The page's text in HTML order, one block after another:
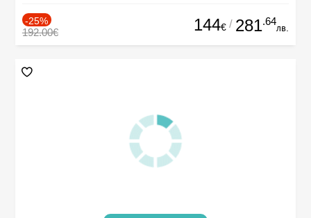
-25%
192.00€ 144€ / 281.64
лв.